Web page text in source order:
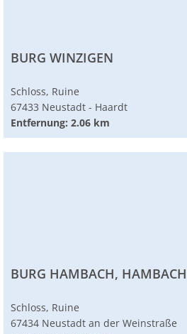
BURG WINZIGEN
Schloss, Ruine
67433 Neustadt - Haardt
Entfernung: 2.06 km
BURG HAMBACH,
Schloss, Ruine
67434 Neustadt an der Weinstraße